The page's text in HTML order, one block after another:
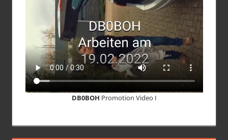
DB0BOH Promotion Video I